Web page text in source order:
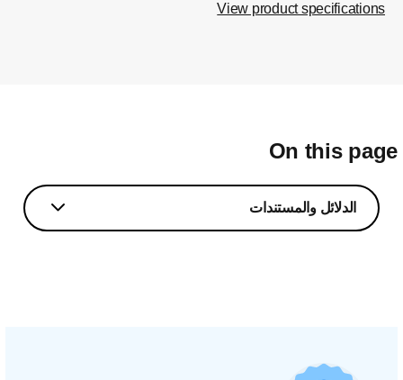
View product specifications
On this
الدلائل والمستندات